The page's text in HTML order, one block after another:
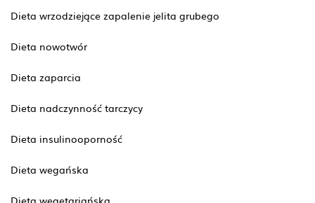
Dieta wrzodziejące zapalenie jelita grubego
Dieta nowotwór
Dieta zaparcia
Dieta nadczynność tarczycy
Dieta insulinooporność
Dieta wegańska
Dieta wegetariańska